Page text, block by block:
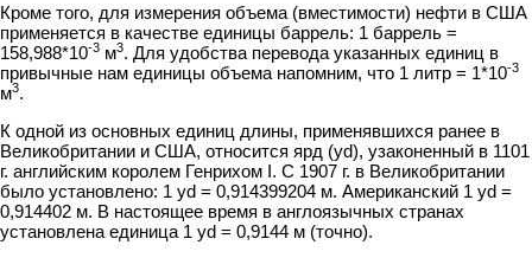
Кроме того, для измерения объема (вместимости) нефти в США
применя­ется в качестве единицы баррель: 1 баррель =
158,988*10-3 м3. Для удобства перевода указанных единиц в
привычные нам единицы объема напомним, что 1 литр = 1*10-3
м3.
К одной из основных единиц длины, применявшихся ранее в
Великобрита­нии и США, относится ярд (yd), узаконенный в 1101
г. английским королем Генрихом I. С 1907 г. в Великобритании
было установлено: 1 yd = 0,914399204 м. Американский 1 yd =
0,914402 м. В настоящее время в англоязычных странах
установлена единица 1 yd = 0,9144 м (точно).